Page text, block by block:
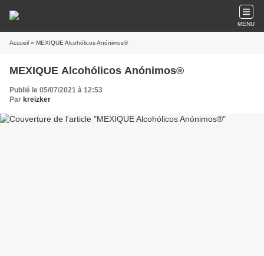
MENU
Accueil » MEXIQUE Alcohólicos Anónimos®
MEXIQUE Alcohólicos Anónimos®
Publié le 05/07/2021 à 12:53
Par kreizker